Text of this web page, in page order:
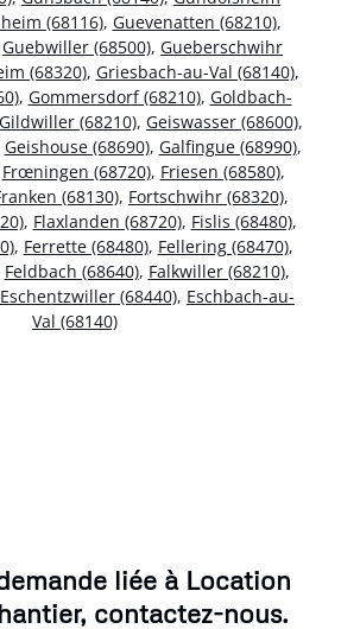
(68116), Guevenatten (68210),
Guebwiller (68500), Gueberschwihr
(68320), Griesbach-au-Val (68140),
, Gommersdorf (68210), Goldbach-
Gildwiller (68210), Geiswasser (68600),
Geishouse (68690), Galfingue (68990),
Frœningen (68720), Friesen (68580),
(68130), Fortschwihr (68320),
, Flaxlanden (68720), Fislis (68480),
, Ferrette (68480), Fellering (68470),
Feldbach (68640), Falkwiller (68210),
Eschentzwiller (68440), Eschbach-au-
Val (68140)
liée à Location
contactez-nous.